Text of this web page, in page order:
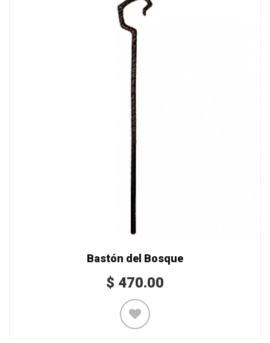
Bastón del Bosque
$ 470.00